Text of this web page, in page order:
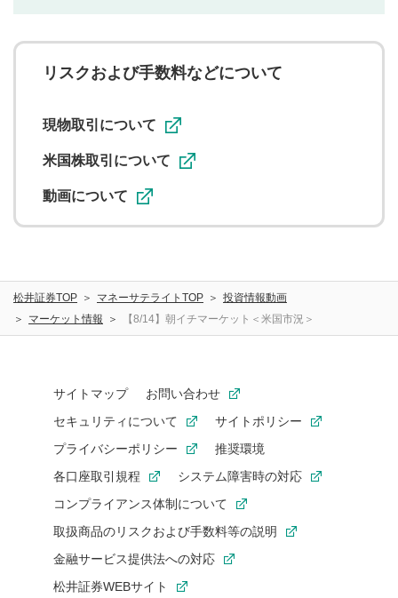
ことを承諾したものとします。また、利用者は、コメント
に関する著作者人格権を行使しないことに同意します。利
用者が投稿したコメントは、当社サービスの広告・宣伝、
ることがあります。
リスクおよび手数料などについて
現物取引について
米国株取引について
動画について
松井証券TOP マネーサテライトTOP
投資情報動画
マーケット情報
【8/14】朝イチマーケット＜米国市況＞
サイトマップ
お問い合わせ
セキュリティについて
サイトポリシー
プライバシーポリシー
推奨環境
各口座取引規程
システム障害時の対応
コンプライアンス体制について
取扱商品のリスクおよび手数料等の説明
金融サービス提供法への対応
松井証券WEBサイト